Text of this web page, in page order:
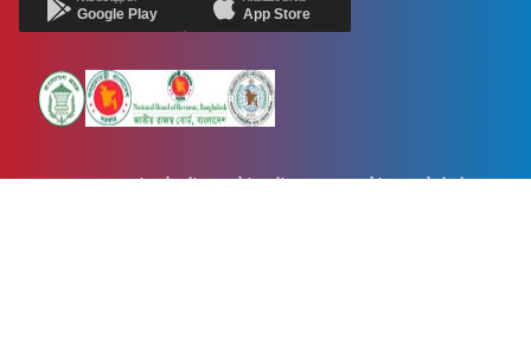
Google Play App Store
Newsnow24.com is a leading multimedia news portal in Bangladesh.